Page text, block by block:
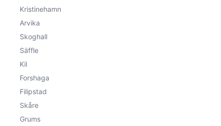
Kristinehamn
Arvika
Skoghall
Säffle
Kil
Forshaga
Filipstad
Skåre
Grums